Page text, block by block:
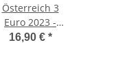
Österreich 3
Euro 2023 -
Meereswelten -
16,90 € *